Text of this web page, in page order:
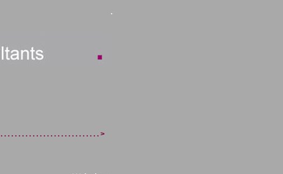
.
. . . . . . . . . . . . . . . . . . . . . . . . . . >